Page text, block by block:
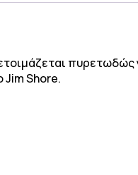
πυρετωδώς
Jim Shore.